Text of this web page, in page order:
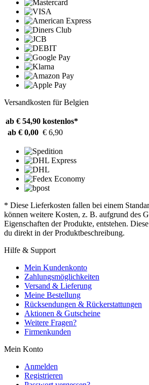
Versandkosten für Belgien
ab € 54,90 kostenlos*
ab € 0,00 € 6,90
* Diese Lieferkosten fallen bei einem
können weitere Kosten, z. B. aufgrund des
Eigenschaften der Produkte, entstehen.
du direkt in der Produktbeschreibung.
Hilfe & Support
Mein Kundenkonto
Zahlungsmöglichkeiten
Versand & Lieferung
Meine Bestellung
Rücksendungen & Rückerstattungen
Aktionen & Gutscheine
Weitere Fragen?
Firmenkunden
Mein Konto
Anmelden
Registrieren